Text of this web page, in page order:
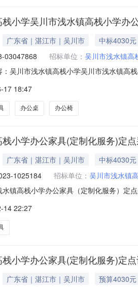
小学吴川市浅水镇高栈小学办
广东省｜湛江市｜吴川市
中标4030元
03047868 招标单位： 吴川市浅水镇高
：吴川市浅水镇高栈小学吴川市浅水镇高
人(甲方)：吴川市浅水镇高栈小学地址：
17 18:47
办公桌 办公椅
小学办公家具(定制化服务)定
广东省｜湛江市｜吴川市
中标4030元
1025184 招标单位： 吴川市浅水镇
水镇高栈小学办公家具（定制化服务）定
）成交价：4030.00（肆仟零叁拾元整）
14 22:27
小学办公家具(定制化服务)定
广东省｜湛江市｜吴川市
预算4030元